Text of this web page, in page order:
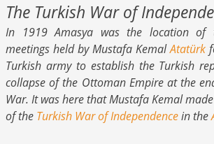
The Turkish War of
In 1919 Amasya was the location of
meetings held by Mustafa KemalAtatürk
Turkish army to establish the Turkish
collapse of the Ottoman Empire at the
War. It was here that Mustafa Kemal
of the Turkish War of Independencein the